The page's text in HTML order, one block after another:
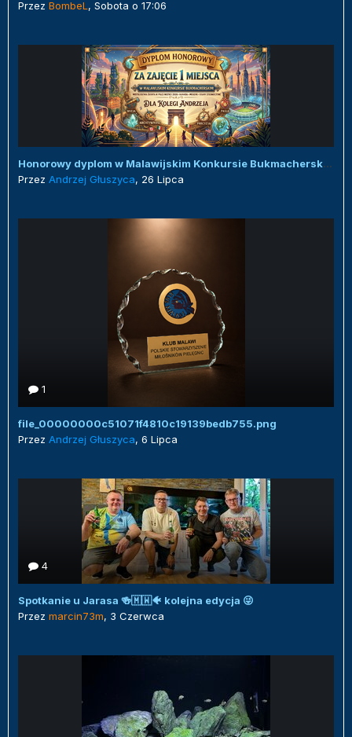
Przez BombeL , Sobota o 17:06
Honorowy dyplom w Malawijskim Konkursie Bukmacherskim :)
Przez Andrzej Głuszyca, 26 Lipca
1
file_00000000c51071f4810c19139bedb755.png
Przez Andrzej Głuszyca, 6 Lipca
4
Spotkanie u Jarasa 🍻🇲🇼🐠 kolejna edycja 😜
Przez marcin73m, 3 Czerwca